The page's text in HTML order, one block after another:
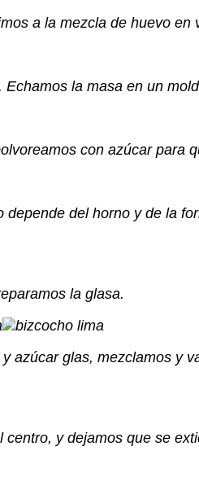
a la mezcla de huevo
la masa en un
con azúcar para
del horno y de la
la glasa.
azúcar glas, mezclamos y
y dejamos que se